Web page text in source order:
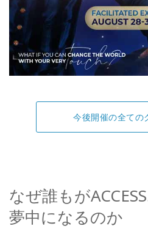
今後開催の全ての
なぜ誰もが
夢中になるのか